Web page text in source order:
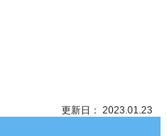
更新日： 2023.01.23